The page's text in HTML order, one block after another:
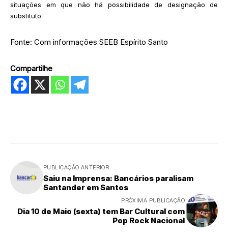
situações em que não há possibilidade de designação de
substituto.
Fonte: Com informações SEEB Espírito Santo
Compartilhe
PUBLICAÇÃO ANTERIOR
Saiu na Imprensa: Bancários paralisam
Santander em Santos
PRÓXIMA PUBLICAÇÃO
Dia 10 de Maio (sexta) tem Bar Cultural com
Pop Rock Nacional